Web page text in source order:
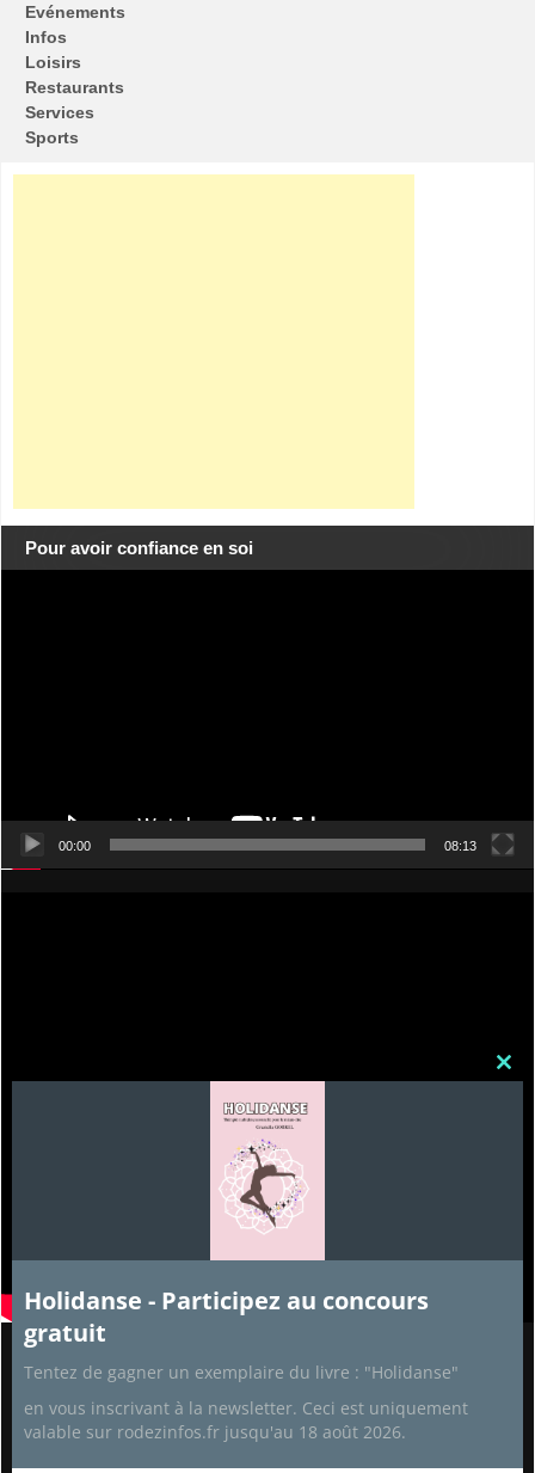
Evénements
Infos
Loisirs
Restaurants
Services
Sports
Pour avoir confiance en soi
00:00 08:13
Partenaires
Recettes de cuisine
Holidanse - Participez au concours
gratuit
Tentez de gagner un exemplaire du livre : "Holidanse"
en vous inscrivant à la newsletter. Ceci est uniquement
valable sur rodezinfos.fr jusqu'au 18 août 2026.